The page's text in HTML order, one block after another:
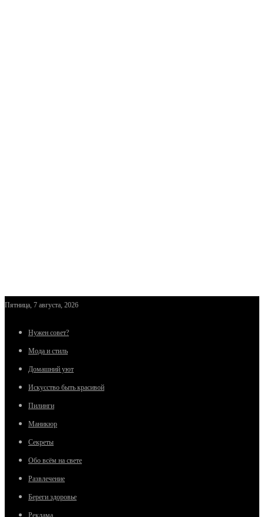
Пятница, 7 августа, 2026
Нужен совет?
Мода и стиль
Домашний уют
Искусство быть красивой
Пилинги
Маникюр
Секреты
Обо всём на свете
Развлечение
Береги здоровье
Реклама